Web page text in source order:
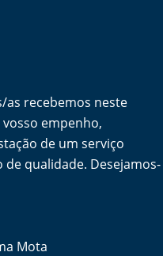
as recebemos neste
empenho,
de um serviço
qualidade. Desejamos-
Mota